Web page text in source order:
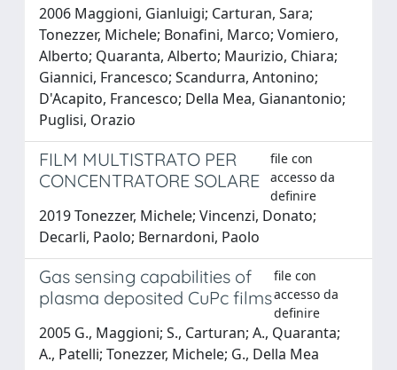
2006 Maggioni, Gianluigi; Carturan, Sara;
Tonezzer, Michele; Bonafini, Marco; Vomiero,
Alberto; Quaranta, Alberto; Maurizio, Chiara;
Giannici, Francesco; Scandurra, Antonino;
D'Acapito, Francesco; Della Mea, Gianantonio;
Puglisi, Orazio
FILM MULTISTRATO PER
CONCENTRATORE SOLARE
file con
accesso da
definire
2019 Tonezzer, Michele; Vincenzi, Donato;
Decarli, Paolo; Bernardoni, Paolo
Gas sensing capabilities of
plasma deposited CuPc films
file con
accesso da
definire
2005 G., Maggioni; S., Carturan; A., Quaranta;
A., Patelli; Tonezzer, Michele; G., Della Mea